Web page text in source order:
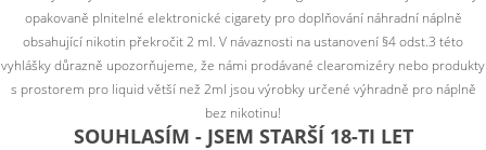
opakovaně plnitelné elektronické cigarety pro doplňování náhradní náplně
obsahující nikotin překročit 2 ml. V návaznosti na ustanovení §4 odst.3 této
vyhlášky důrazně upozorňujeme, že námi prodávané clearomizéry nebo produkty
s prostorem pro liquid větší než 2ml jsou výrobky určené výhradně pro náplně
bez nikotinu!
SOUHLASÍM - JSEM STARŠÍ 18-TI LET